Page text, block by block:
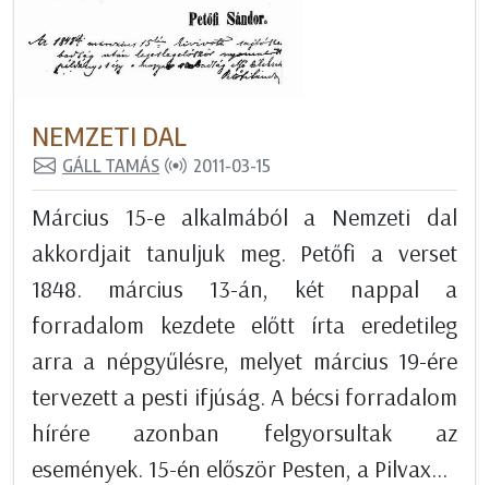
NEMZETI DAL
GÁLL TAMÁS 2011-03-15
Március 15-e alkalmából a Nemzeti dal
akkordjait tanuljuk meg. Petőfi a verset
1848. március 13-án, két nappal a
forradalom kezdete előtt írta eredetileg
arra a népgyűlésre, melyet március 19-ére
tervezett a pesti ifjúság. A bécsi forradalom
hírére azonban felgyorsultak az
események. 15-én először Pesten, a Pilvax...